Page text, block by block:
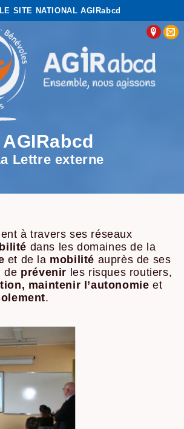
SITE NATIONAL AGIRabcd
AGIRabcd
Lettre externe
à travers ses réseaux
dans les domaines de la
et de la mobilité auprès de ses
de prévenir les risques routiers,
maintenir l’autonomieet
.